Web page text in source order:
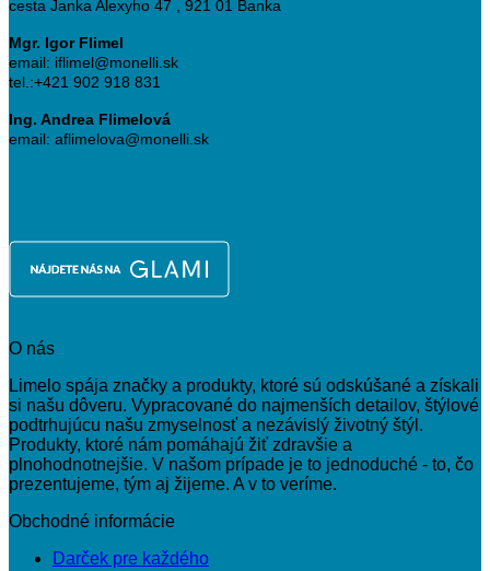
cesta Janka Alexyho 47 , 921 01 Banka
Mgr. Igor Flimel
email: iflimel@monelli.sk
tel.:+421 902 918 831
Ing. Andrea Flimelová
email: aflimelova@monelli.sk
O nás
Limelo spája značky a produkty, ktoré sú odskúšané a získali
si našu dôveru. Vypracované do najmenších detailov, štýlové
podtrhujúcu našu zmyselnosť a nezávislý životný štýl.
Produkty, ktoré nám pomáhajú žiť zdravšie a
plnohodnotnejšie. V našom prípade je to jednoduché - to, čo
prezentujeme, tým aj žijeme. A v to veríme.
Obchodné informácie
Darček pre každého